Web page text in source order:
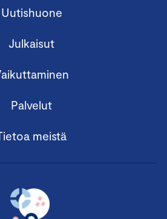
Uutishuone
Julkaisut
Palvelut
meistä